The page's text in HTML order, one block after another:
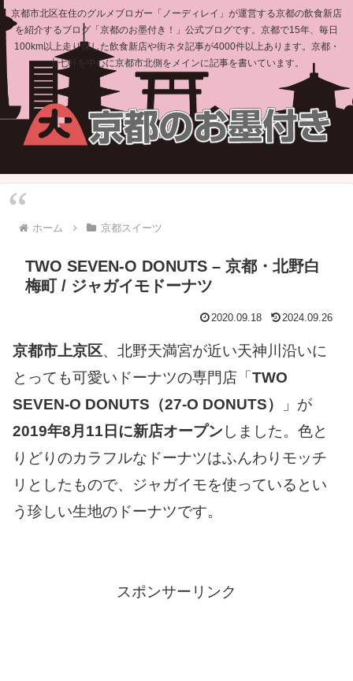
京都市北区在住のグルメブロガー「ノーディレイ」が運営する京都の飲食新店
を紹介するブログ「京都のお墨付き！」公式ブログです。京都で15年、毎日
100km以上走り探した飲食新店や街ネタ記事が4000件以上あります。京都・
上七軒を中心に京都市北側をメインに記事を書いています。
ホーム 京都スイーツ
TWO SEVEN-O DONUTS – 京都・北野白
梅町 / ジャガイモドーナツ
2020.09.18 2024.09.26
京都市上京区、北野天満宮が近い天神川沿いに
とっても可愛いドーナツの専門店「 TWO
SEVEN-O DONUTS（27-O DONUTS）
」が
2019年8月11日に新店オープン しました。色と
りどりのカラフルなドーナツはふんわりモッチ
リとしたもので、ジャガイモを使っているとい
う珍しい生地のドーナツです。
スポンサーリンク